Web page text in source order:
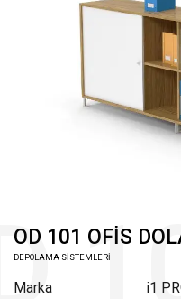
OD 101 OFİS
DEPOLAMA SİSTEMLERİ
Marka
i1